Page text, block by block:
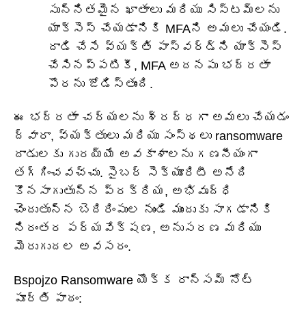
సున్నితమైన ఖాతాలు మరియు సిస్టమ్‌లను
యాక్సెస్ చేయడానికి MFAని అమలు చేయండి.
దాడి చేసే వ్యక్తి పాస్‌వర్డ్‌ని యాక్సెస్
చేసినప్పటికీ, MFA అదనపు భద్రతా
పొరను జోడిస్తుంది.
ఈ భద్రతా చర్యలను శ్రద్ధగా అమలు చేయడం
ద్వారా, వ్యక్తులు మరియు సంస్థలు ransomware
దాడులకు గురయ్యే అవకాశాలను గణనీయంగా
తగ్గించవచ్చు. సైబర్‌ సెక్యూరిటీ అనేది
కొనసాగుతున్న ప్రక్రియ, అభివృద్ధి
చెందుతున్న బెదిరింపుల నుండి ముందుకు సాగడానికి
నిరంతర పర్యవేక్షణ, అనుసరణ మరియు
మెరుగుదల అవసరం.
Bspojzo Ransomware యొక్క రాన్సమ్ నోట్
పూర్తి పాఠం: